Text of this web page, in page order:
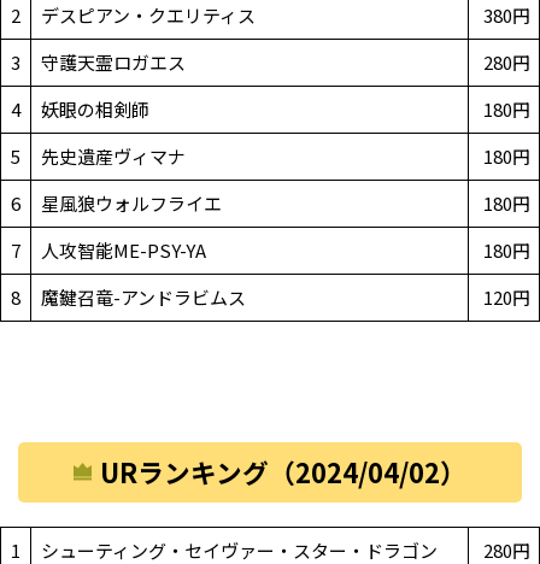
2
デスピアン・クエリティス
380円
3
守護天霊ロガエス
280円
4
妖眼の相剣師
180円
5
先史遺産ヴィマナ
180円
6
星風狼ウォルフライエ
180円
7
人攻智能ME-PSY-YA
180円
8
魔鍵召竜-アンドラビムス 120円
URランキング（2024/04/02）
1 シューティング・セイヴァー・スター・ドラゴン
280円